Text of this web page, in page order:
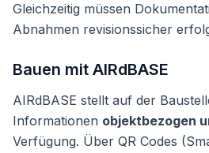
Gleichzeitig müssen
Abnahmen revisionssicher
Bauen mit AIRdBASE
AIRdBASE stellt auf der
Informationen objektbezogen
Verfügung. Über QR Codes